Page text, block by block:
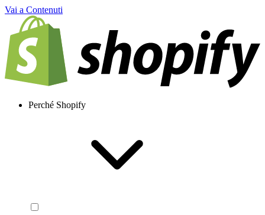
Vai a Contenuti
Perché Shopify